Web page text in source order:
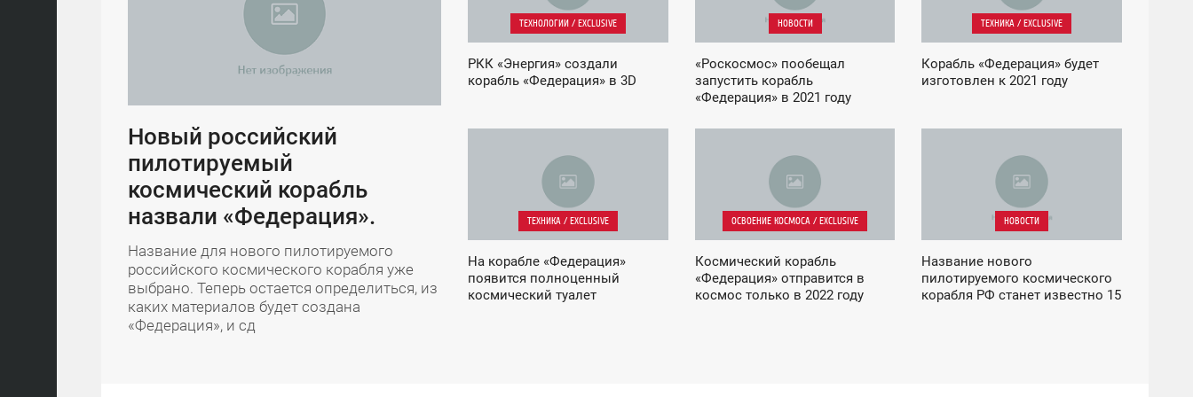
Новый российский
пилотируемый
космический корабль
назвали «Федерация».
Название для нового пилотируемого
российского космического корабля уже
выбрано. Теперь остается определиться, из
каких материалов будет создана
«Федерация», и сд
ТЕХНОЛОГИИ / EXCLUSIVE
РКК «Энергия» создали
корабль «Федерация» в 3D
НОВОСТИ
«Роскосмос» пообещал
запустить корабль
«Федерация» в 2021 году
ТЕХНИКА / EXCLUSIVE
Корабль «Федерация» будет
изготовлен к 2021 году
ТЕХНИКА / EXCLUSIVE
На корабле «Федерация»
появится полноценный
космический туалет
ОСВОЕНИЕ КОСМОСА / EXCLUSIVE
Космический корабль
«Федерация» отправится в
космос только в 2022 году
НОВОСТИ
Название нового
пилотируемого космического
корабля РФ станет известно 15